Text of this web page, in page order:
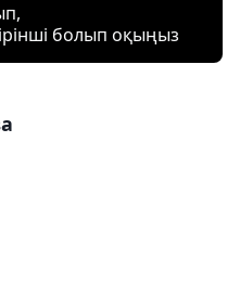
болып оқыңыз